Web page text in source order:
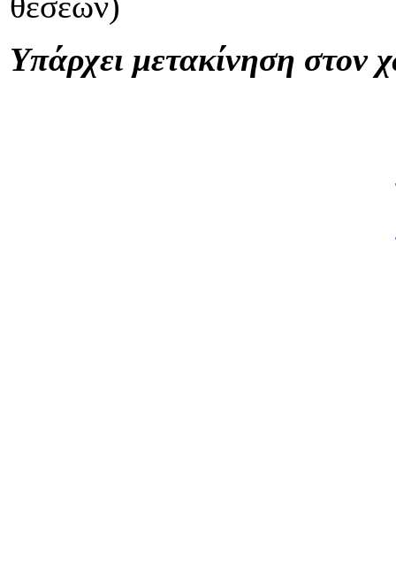
Υπάρχει μετακίνηση στον